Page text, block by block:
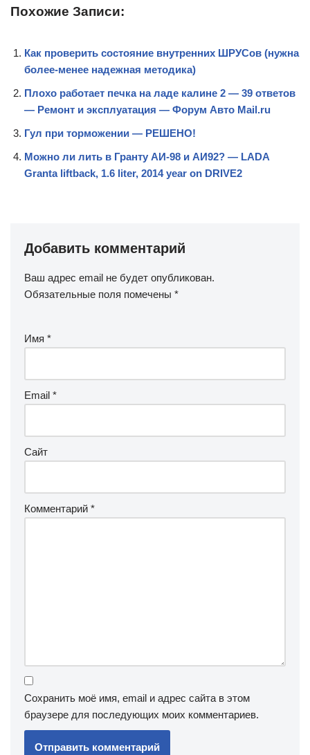
Похожие Записи:
Как проверить состояние внутренних ШРУСов (нужна
более-менее надежная методика)
Плохо работает печка на ладе калине 2 — 39 ответов
— Ремонт и эксплуатация — Форум Авто Mail.ru
Гул при торможении — РЕШЕНО!
Можно ли лить в Гранту АИ-98 и АИ92? — LADA
Granta liftback, 1.6 liter, 2014 year on DRIVE2
Добавить комментарий
Ваш адрес email не будет опубликован.
Обязательные поля помечены *
Имя *
Email *
Сайт
Комментарий *
Сохранить моё имя, email и адрес сайта в этом
браузере для последующих моих комментариев.